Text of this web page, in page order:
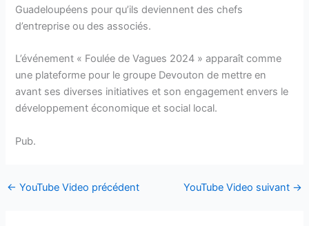
Guadeloupéens pour qu’ils deviennent des chefs
d’entreprise ou des associés.
L’événement « Foulée de Vagues 2024 » apparaît comme
une plateforme pour le groupe Devouton de mettre en
avant ses diverses initiatives et son engagement envers le
développement économique et social local.
Pub.
← YouTube Video précédent YouTube Video suivant →